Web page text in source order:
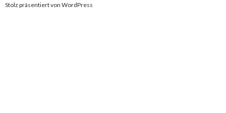
Stolz präsentiert von WordPress